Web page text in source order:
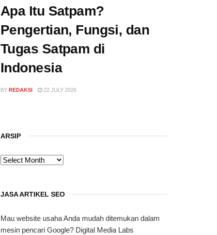
Apa Itu Satpam?
Pengertian, Fungsi, dan
Tugas Satpam di
Indonesia
BY REDAKSI 22 JULY 2026
ARSIP
ARSIP
JASA ARTIKEL SEO
Mau website usaha Anda mudah ditemukan dalam
mesin pencari Google? Digital Media Labs